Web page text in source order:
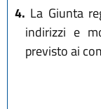
4. La Giunta
indirizzi e
previsto ai